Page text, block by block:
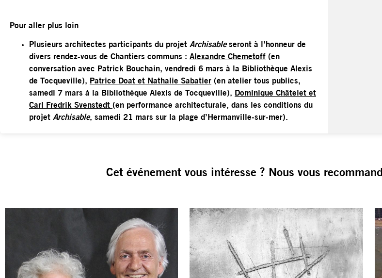
Pour aller plus loin
Plusieurs architectes participants du projet Archisableseront à l’honneur de
divers rendez-vous de Chantiers communs : Alexandre Chemetoff (en
conversation avec Patrick Bouchain, vendredi 6 mars à la Bibliothèque Alexis
de Tocqueville), Patrice Doat et Nathalie Sabatier (en atelier tous publics,
samedi 7 mars à la Bibliothèque Alexis de Tocqueville), Dominique Châtelet et
Carl Fredrik Svenstedt (en performance architecturale, dans les conditions du
projet Archisable, samedi 21 mars sur la plage d’Hermanville-sur-mer).
Cet événement vous intéresse ? Nous vous